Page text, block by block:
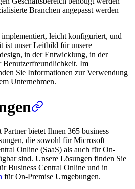
Branchen angepasst werden
leicht konfiguriert, und
ist unser Leitbild für unsere
in der Entwicklung, in der
Benutzerfreundlichkeit. Im
Sie Informationen zur Verwendung
Unternehmen.
bietet Ihnen 365 business
die sowohl für Microsoft
Online (SaaS) als auch für On-
sind. Unsere Lösungen finden Sie
Business Central Online und in
für On-Premise Umgebungen.